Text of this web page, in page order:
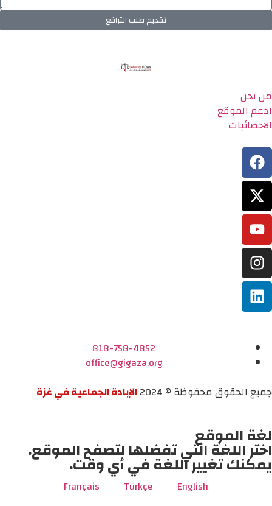
تقديم طلب الترافع
من نحن
ادعم الموقع
الاحصائيات
818-758-4852
office@gigaza.org
جميع الحقوق محفوظة © 2024
الإبادة الجماعية في غزة
لغة الموقع
اختر اللغة التي تفضلها لتصفح الموقع.
يمكنك تغيير اللغة في أي وقت.
English
Türkçe
Français